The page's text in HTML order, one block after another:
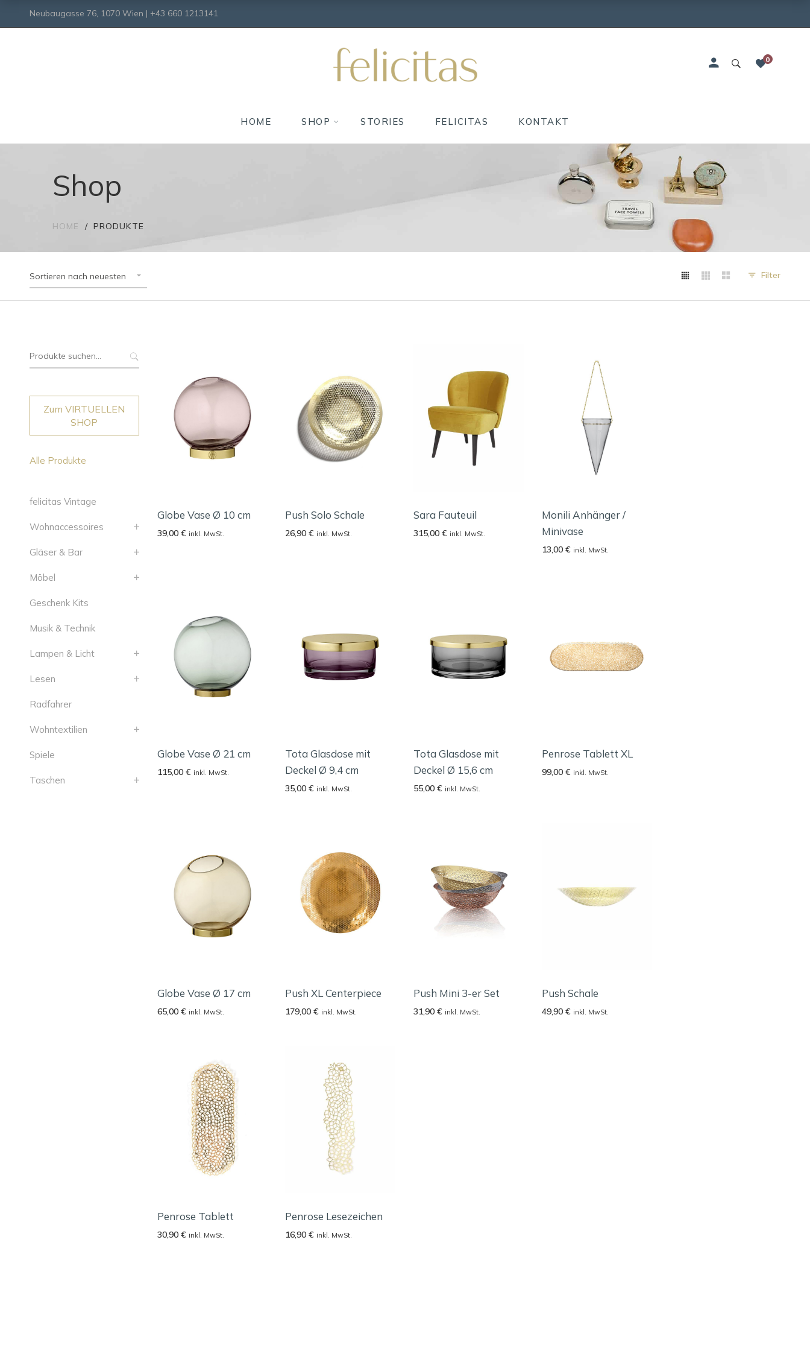
Neubaugasse 76, 1070 Wien | +43 660 1213141
0
HOME SHOP STORIES FELICITAS KONTAKT
Shop
HOME PRODUKTE
Sortieren nach neuesten Filter
Globe Vase Ø 10 cm
39,00€ inkl. MwSt.
Push Solo Schale
26,90€ inkl. MwSt.
Sara Fauteuil
315,00€ inkl. MwSt.
Monili Anhänger /
Minivase
13,00€ inkl. MwSt.
Globe Vase Ø 21 cm
115,00€ inkl. MwSt.
Tota Glasdose mit
Deckel Ø 9,4 cm
35,00€ inkl. MwSt.
Tota Glasdose mit
Deckel Ø 15,6 cm
55,00€ inkl. MwSt.
Penrose Tablett XL
99,00€ inkl. MwSt.
Globe Vase Ø 17 cm
65,00€ inkl. MwSt.
Push XL Centerpiece
179,00€ inkl. MwSt.
Push Mini 3-er Set
31,90€ inkl. MwSt.
Push Schale
49,90€ inkl. MwSt.
Penrose Tablett
30,90€ inkl. MwSt.
Penrose Lesezeichen
16,90€ inkl. MwSt.
Suche
Zum VIRTUELLEN
SHOP
Alle Produkte
felicitas Vintage
Wohnaccessoires
Gläser & Bar
Möbel
Geschenk Kits
Musik & Technik
Lampen & Licht
Lesen
Radfahrer
Wohntextilien
Spiele
Taschen